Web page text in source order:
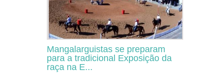
Mangalarguistas se preparam
para a tradicional Exposição da
raça na E...